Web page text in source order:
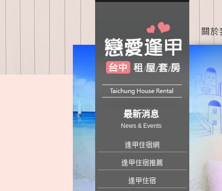
最新消息
News & Events
逢甲住宿網
逢甲住宿推薦
逢甲住宿